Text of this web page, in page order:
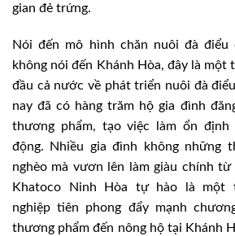
gian đẻ trứng.
Nói đến mô hình chăn nuôi đà điểu
không nói đến Khánh Hòa, đây là một
đầu cả nước về phát triển nuôi đà
nay đã có hàng trăm hộ gia đình
thương phẩm, tạo việc làm ổn định
động. Nhiều gia đình không những
nghèo mà vươn lên làm giàu chính từ
Khatoco Ninh Hòa tự hào là một
nghiệp tiên phong đẩy mạnh
thương phẩm đến nông hộ tại Khánh